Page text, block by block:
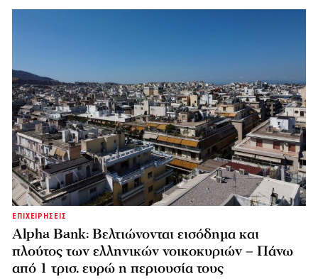
ΕΠΙΧΕΙΡΗΣΕΙΣ
Alpha Bank: Βελτιώνονται εισόδημα και
πλούτος των ελληνικών νοικοκυριών – Πάνω
από 1 τρισ. ευρώ η περιουσία τους